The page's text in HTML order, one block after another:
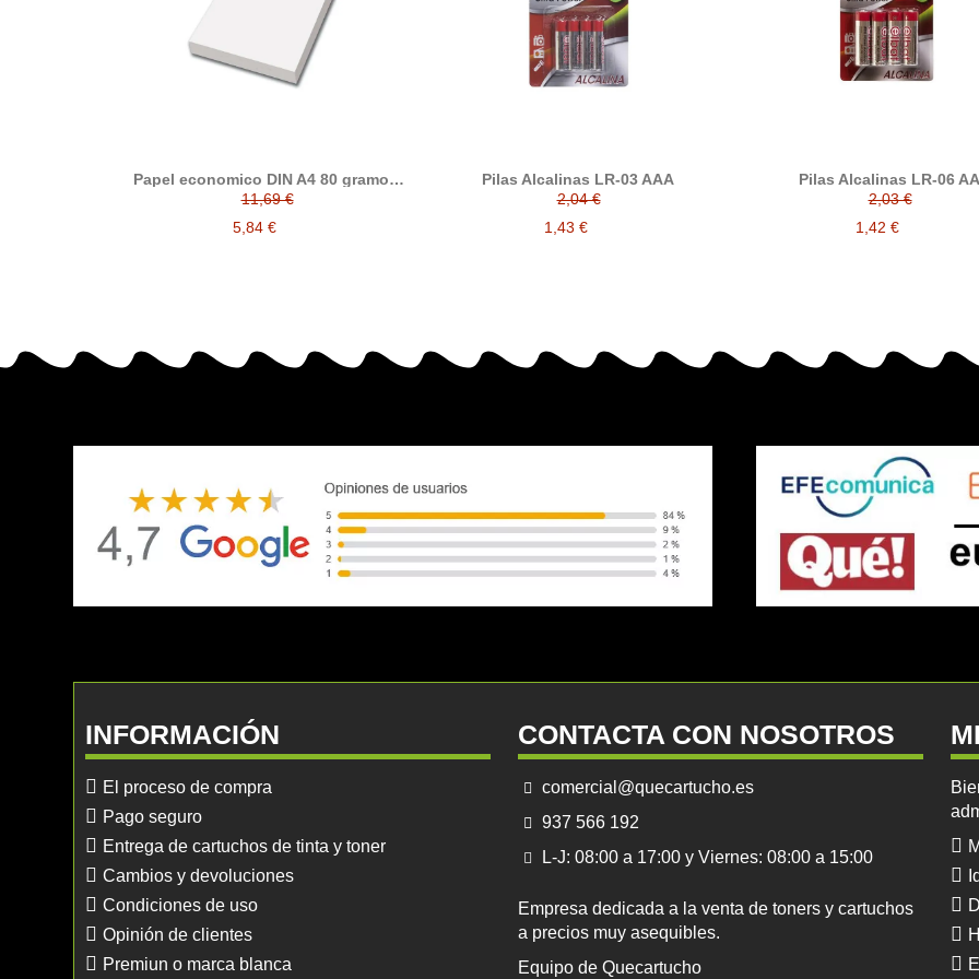
Papel economico DIN A4 80 gramos,
paquete 500 folios
11,69 €
5,84 €
Pilas Alcalinas LR-03 AAA
2,04 €
1,43 €
Pilas Alcalinas LR-06
2,03 €
1,42 €
INFORMACIÓN
El proceso de compra
Pago seguro
Entrega de cartuchos de tinta y toner
Cambios y devoluciones
Condiciones de uso
Opinión de clientes
Premiun o marca blanca
CONTACTA CON NOSOTROS
comercial@quecartucho.es
937 566 192
L-J: 08:00 a 17:00 y Viernes: 08:00 a 15:00
Empresa dedicada a la venta de toners y cartuchos
a precios muy asequibles.
Equipo de Quecartucho